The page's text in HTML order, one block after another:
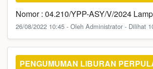
Nomor : 04.210/YPP-ASY/V/2024
26/08/2022 10:45 - Oleh Administrator - Dilihat
PENGUMUMAN LIBURAN